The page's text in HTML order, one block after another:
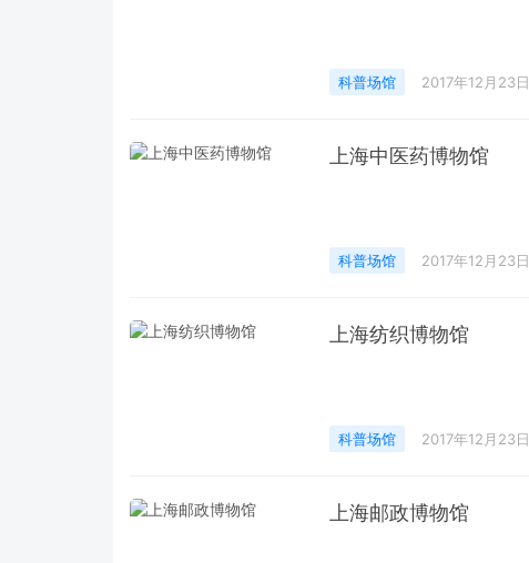
科普场馆 2017年12月23日
上海中医药博物馆
科普场馆 2017年12月23日
上海纺织博物馆
科普场馆 2017年12月23日
上海邮政博物馆